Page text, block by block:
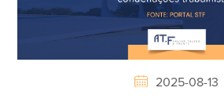
2025-08-13